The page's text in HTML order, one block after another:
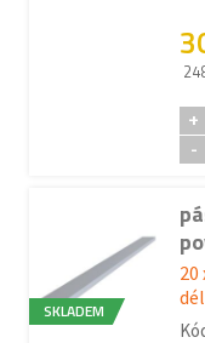
+
-
SKLADEM
20